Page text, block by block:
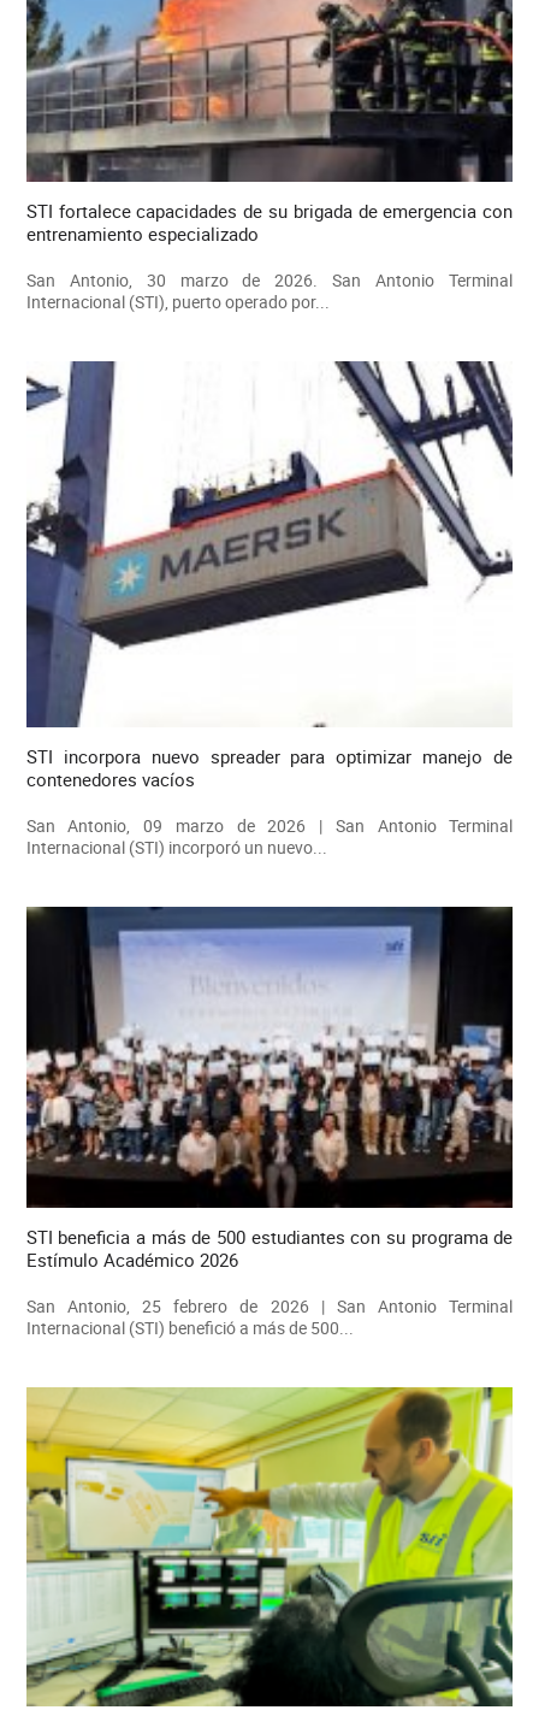
STI fortalece capacidades de su brigada de emergencia con
entrenamiento especializado
San Antonio, 30 marzo de 2026. San Antonio Terminal
Internacional (STI), puerto operado por...
STI incorpora nuevo spreader para optimizar manejo de
contenedores vacíos
San Antonio, 09 marzo de 2026 | San Antonio Terminal
Internacional (STI) incorporó un nuevo...
STI beneficia a más de 500 estudiantes con su programa de
Estímulo Académico 2026
San Antonio, 25 febrero de 2026 | San Antonio Terminal
Internacional (STI) benefició a más de 500...